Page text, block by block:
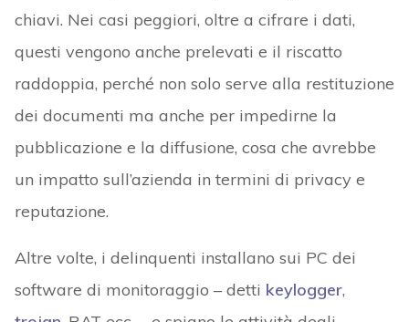
chiavi. Nei casi peggiori, oltre a cifrare i dati,
questi vengono anche prelevati e il riscatto
raddoppia, perché non solo serve alla restituzione
dei documenti ma anche per impedirne la
pubblicazione e la diffusione, cosa che avrebbe
un impatto sull’azienda in termini di privacy e
reputazione.
Altre volte, i delinquenti installano sui PC dei
software di monitoraggio – detti keylogger,